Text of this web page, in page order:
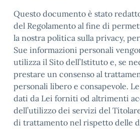
Questo documento è stato
del Regolamento al fine di
la nostra politica sulla privacy,
Sue informazioni personali
utilizza il Sito dell’Istituto e, se
prestare un consenso al
personali libero e consapevole.
dati da Lei forniti od altrimenti
dell’utilizzo dei servizi del
di trattamento nel rispetto delle